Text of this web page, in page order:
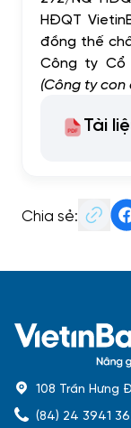
HĐQT
đồng thế
Công ty Cổ
(Công ty con
Tài
Chia sẻ:
108 Trần Hưng
(84) 24 3941